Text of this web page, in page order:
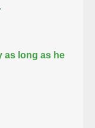
as long as he